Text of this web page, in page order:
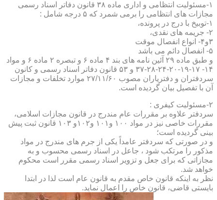
۱-مسئولیت انتظامی و اداری ماده ۳۸ قانون دفاتر اسناد رسمی
مجازات های انتظامی را برمی شمرد که ۵ درجه شامل :
۱-توبیخ با درج در پرونده،
۲- جریمه های نقدی،
۳و۴- انواع انفصال موقت
۵- انفصال دائم می باشد
و طبق ماده ۲۹ آئین نامه های بند ۴ ماده ۶ و تبصره ۲ ماده ۶ و مواد
۱۴- ۱۷-۱۹-۲۰-۲۴-۲۸-۳۷ و ۵۳ قانون دفاتر اسناد رسمی و کانون
سردفتران و دفتریاران مصوب ۲۷/۱۱/۶۰ موارد تخلفات و مجازات
آن با تفصیل بیان گردیده است.
۲-مسئولیت کیفری :
سردفتر علاوه بر مقررات عام مندرج در قانون مجازات اسلامی،
مقررات خاصی نیز در مواد ۱۰۰ و۱۰۱ و۱۰۲و ۱۰۳ قانون ثبت پیش
بینی گردیده است؛
و در صورتی که سردفتر عامداً یکی از جرم های مندرج در مواد
مذکور را مرتکب شود ، جاعل در اسناد رسمی محسوب و به
مجازاتی که برای جعل و تزویر اسناد رسمی مقرر است محکوم
خواهد شد.
نظر به اینکه قانون خاص مقدم به قانون عام است لذا در ابتدا
بایستی قاضی، قانون خاص را اعمال نماید.